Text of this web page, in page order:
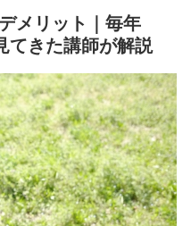
メリット｜毎年
てきた講師が解説